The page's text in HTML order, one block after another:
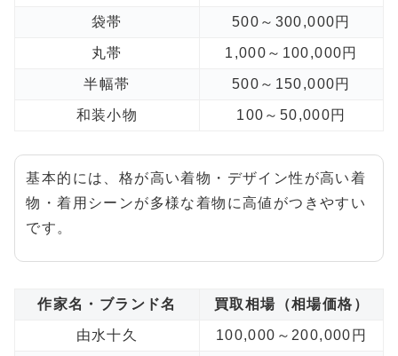
袋帯 500～300,000円
丸帯 1,000～100,000円
半幅帯 500～150,000円
和装小物 100～50,000円
基本的には、格が高い着物・デザイン性が高い着
物・着用シーンが多様な着物に高値がつきやすい
です。
作家名・ブランド名 買取相場（相場価格）
由水十久 100,000～200,000円